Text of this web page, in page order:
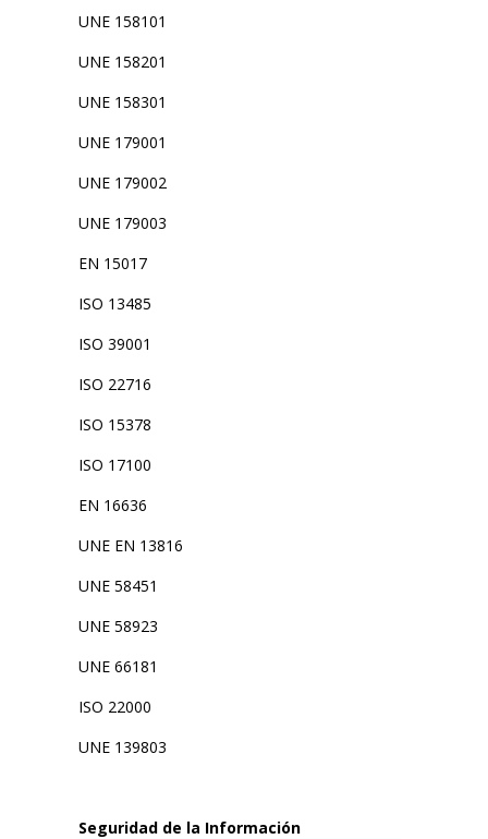
UNE 158101
UNE 158201
UNE 158301
UNE 179001
UNE 179002
UNE 179003
EN 15017
ISO 13485
ISO 39001
ISO 22716
ISO 15378
ISO 17100
EN 16636
UNE EN 13816
UNE 58451
UNE 58923
UNE 66181
ISO 22000
UNE 139803
Seguridad de la Información